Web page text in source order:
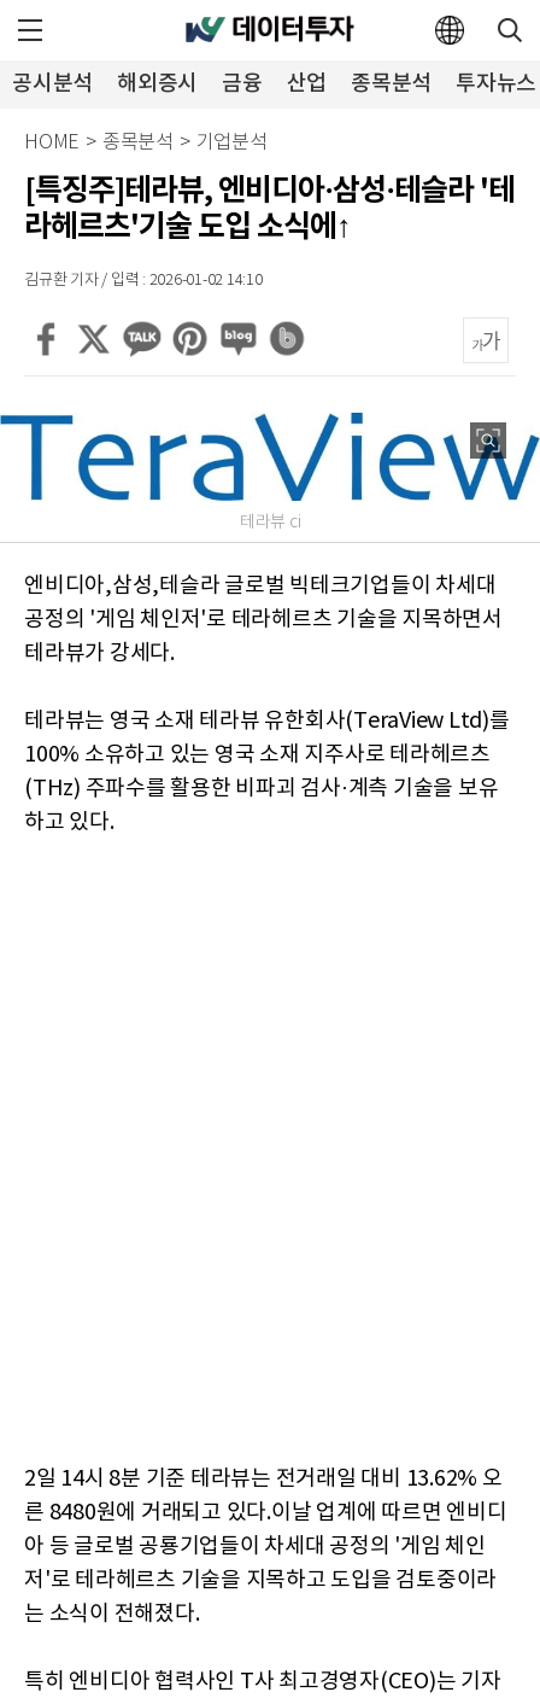
공시분석 해외증시 금융 산업 종목분석 투자뉴스
HOME > 종목분석 > 기업분석
[특징주]테라뷰, 엔비디아·삼성·테슬라 '테
라헤르츠'기술 도입 소식에↑
김규환 기자 / 입력 : 2026-01-02 14:10
테라뷰 ci
엔비디아,삼성,테슬라 글로벌 빅테크기업들이 차세대
공정의 '게임 체인저'로 테라헤르츠 기술을 지목하면서
테라뷰가 강세다.
테라뷰는 영국 소재 테라뷰 유한회사(TeraView Ltd)를
100% 소유하고 있는 영국 소재 지주사로 테라헤르츠
(THz) 주파수를 활용한 비파괴 검사·계측 기술을 보유
하고 있다.
2일 14시 8분 기준 테라뷰는 전거래일 대비 13.62% 오
른 8480원에 거래되고 있다.이날 업계에 따르면 엔비디
아 등 글로벌 공룡기업들이 차세대 공정의 '게임 체인
저'로 테라헤르츠 기술을 지목하고 도입을 검토중이라
는 소식이 전해졌다.
특히 엔비디아 협력사인 T사 최고경영자(CEO)는 기자